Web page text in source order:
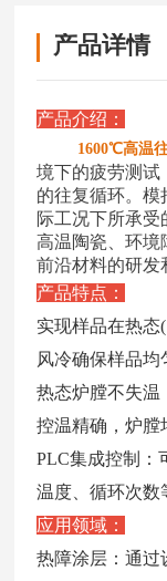
产品详情
产品介绍：
1600℃高温
境下的疲劳测试
的往复循环。模
际工况下所承受
高温陶瓷、环境
前沿材料的研发
产品特点：
实现样品在热态
风冷确保样品均
热态炉膛不失温
控温精确，炉膛
PLC集成控制：
温度、循环次数
应用领域：
热障涂层：通过